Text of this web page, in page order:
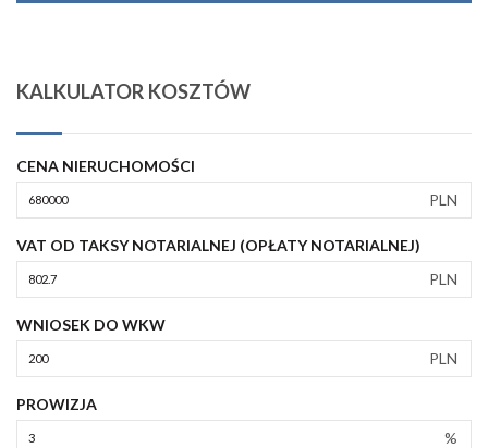
KALKULATOR KOSZTÓW
CENA NIERUCHOMOŚCI
PLN
VAT OD TAKSY NOTARIALNEJ (OPŁATY NOTARIALNEJ)
PLN
WNIOSEK DO WKW
PLN
PROWIZJA
%